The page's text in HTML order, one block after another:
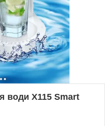
води X115 Smart